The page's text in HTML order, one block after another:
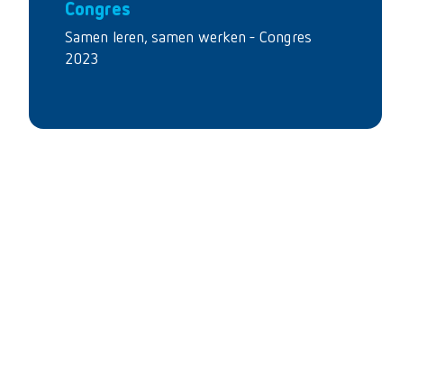
Congres
Samen leren, samen werken - Congres
2023